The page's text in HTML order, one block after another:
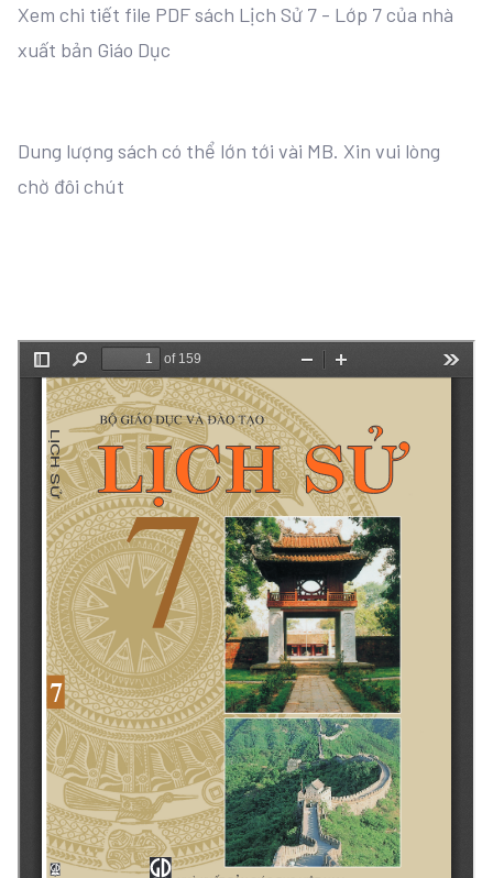
Xem chi tiết file PDF sách Lịch Sử 7 - Lớp 7 của nhà
xuất bản Giáo Dục
Dung lượng sách có thể lớn tới vài MB. Xin vui lòng
chờ đôi chút